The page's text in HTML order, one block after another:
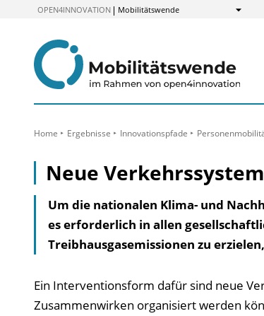
OPEN4INNOVATION Mobilitätswende
Anzeigen
Home Ergebnisse Innovationspfade
Neue
Um die nationalen Klima- und
es erforderlich in allen
Treibhausgas­emissionen zu
Ein Interventionsform dafür sind neue
Zusammenwirken organisiert werden